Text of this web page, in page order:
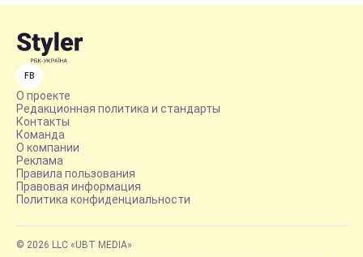
FB
О проекте
Редакционная политика и стандарты
Контакты
Команда
О компании
Реклама
Правила пользования
Правовая информация
Политика конфиденциальности
© 2026 LLC «UBT MEDIA»